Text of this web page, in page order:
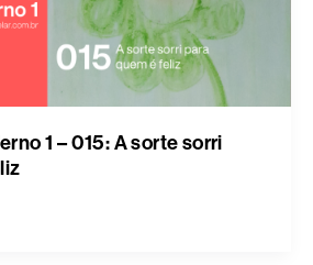
1 – 015: A sorte sorri